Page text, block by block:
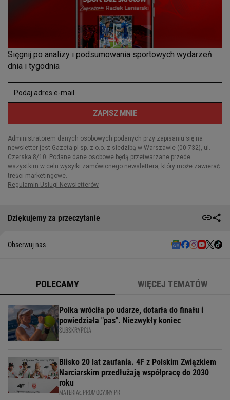
Dziękujemy za przeczytanie
Obserwuj nas
POLECAMY WIĘCEJ TEMATÓW
Polka wróciła po udarze, dotarła do finału i
powiedziała "pas". Niezwykły koniec
SUBSKRYPCJA
Blisko 20 lat zaufania. 4F z Polskim Związkiem
Narciarskim przedłużają współpracę do 2030
roku
MATERIAŁ PROMOCYJNY PR